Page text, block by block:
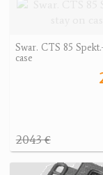
Swar. CTS 85
case
2043 €